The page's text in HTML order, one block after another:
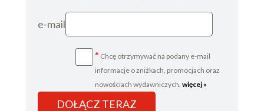
Karta redakcyjna
e-mail
* Chcę otrzymywać na podany e-mail
informacje o zniżkach, promocjach oraz
nowościach wydawniczych. więcej »
DOŁĄCZ TERAZ